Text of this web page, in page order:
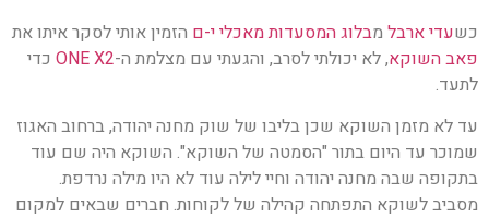
כשעדי ארבל מבלוג המסעדות מאכלי י-ם הזמין אותי לסקר איתו את
פאב השוקא, לא יכולתי לסרב, והגעתי עם מצלמת ה-ONE X2 כדי
לתעד.
עד לא מזמן השוקא שכן בליבו של שוק מחנה יהודה, ברחוב האגוז
שמוכר עד היום בתור "הסמטה של השוקא". השוקא היה שם עוד
בתקופה שבה מחנה יהודה וחיי לילה עוד לא היו מילה נרדפת.
מסביב לשוקא התפתחה קהילה של לקוחות. חברים שבאים למקום